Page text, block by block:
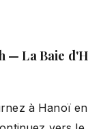
— La Baie
à Hanoï